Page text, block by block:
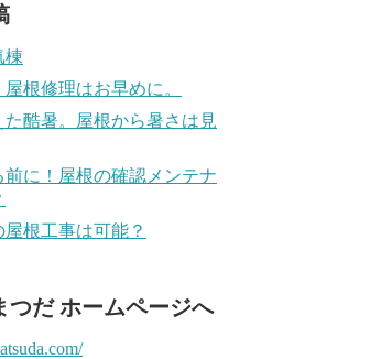
棟
根修理はお早めに。
た酷暑。屋根から暑さは見
前に！屋根の確認メンテナ
根工事は可能？
つだ ホームページへ